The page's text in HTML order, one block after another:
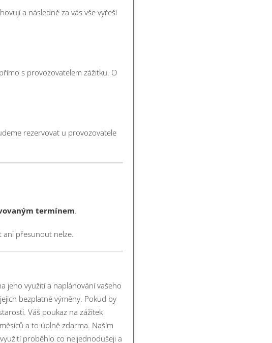
a následně za vás vše vyřeší
s provozovatelem zážitku. O
rezervovat u provozovatele
termínem.
ani přesunout nelze.
jeho využití a naplánování vašeho
bezplatné výměny. Pokud by
Váš poukaz na zážitek
a to úplně zdarma. Naším
proběhlo co nejjednodušeji a